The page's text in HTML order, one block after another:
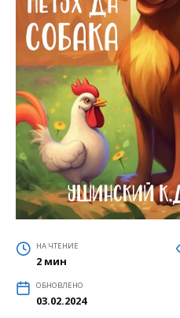
НА ЧТЕНИЕ
2 мин
ОБНОВЛЕНО
03.02.2024